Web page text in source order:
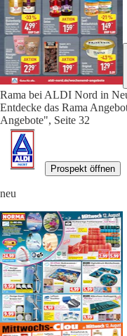
Rama bei ALDI Nord in
Entdecke das Rama
Angebote", Seite 32
Prospekt öffnen
neu